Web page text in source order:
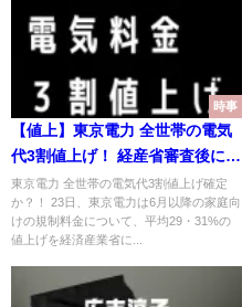
時事
【値上】東京電力 全世帯の電気
代3割値上げ！ 経産省審査後に決
定
東京電力 全世帯の電気代3割値上げ確定
か？！ 23日、東京電力は6月以降の家庭向
けの規制料金について、平均29・31%の
値上げを経済産業省に...